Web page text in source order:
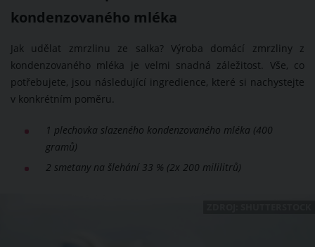
kondenzovaného mléka
Jak udělat zmrzlinu ze salka? Výroba domácí zmrzliny z
kondenzovaného mléka je velmi snadná záležitost. Vše, co
potřebujete, jsou následující ingredience, které si nachystejte
v konkrétním poměru.
1 plechovka slazeného kondenzovaného mléka (400
gramů)
2 smetany na šlehání 33 % (2x 200 mililitrů)